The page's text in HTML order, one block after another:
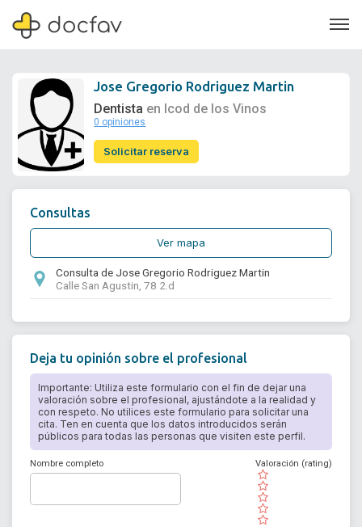
Soporte
Jose Gregorio Rodriguez Martin
Dentista en Icod de los Vinos
0 opiniones
Solicitar reserva
Consultas
Ver mapa
Consulta de Jose Gregorio Rodriguez Martin
Calle San Agustin, 78 2.d
Deja tu opinión sobre el profesional
Importante: Utiliza este formulario con el fin de dejar una
valoración sobre el profesional, ajustándote a la realidad y
con respeto. No utilices este formulario para solicitar una
cita. Ten en cuenta que los datos introducidos serán
públicos para todas las personas que visiten este perfil.
Nombre completo
( )
( )
( )
( )
( )
Valoración (rating)